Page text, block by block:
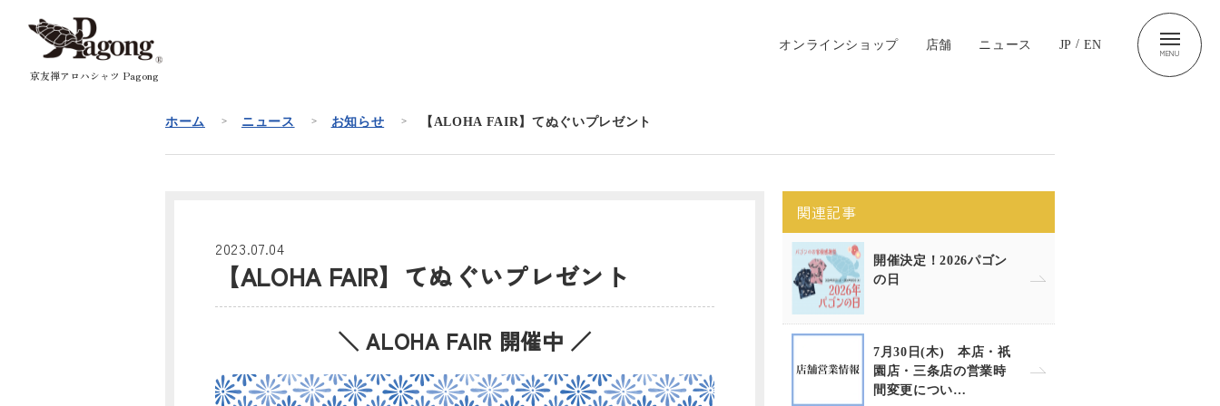
京友禅アロハシャツ Pagong
オンラインショップ 店舗 ニュース JP/ EN
MENU
ホーム ニュース お知らせ 【ALOHA FAIR】てぬぐいプレゼント
2023.07.04
【ALOHA FAIR】てぬぐいプレゼント
＼ ALOHA FAIR 開催中 ／
関連記事
開催決定！2026パゴン
の日
7月30日(木) 本店・祇
園店・三条店の営業時
間変更につい…